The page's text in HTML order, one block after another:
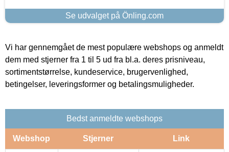
Se udvalget på Önling.com
Vi har gennemgået de mest populære webshops og anmeldt
dem med stjerner fra 1 til 5 ud fra bl.a. deres prisniveau,
sortimentstørrelse, kundeservice, brugervenlighed,
betingelser, leveringsformer og betalingsmuligheder.
Bedst anmeldte webshops
Webshop Stjerner Link